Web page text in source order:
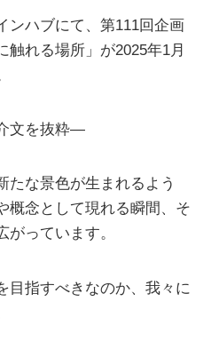
ンハブにて、第111回企画
触れる場所」が2025年1月
文を抜粋—
たな景色が生まれるよう
概念として現れる瞬間、そ
っています。
目指すべきなのか、我々に